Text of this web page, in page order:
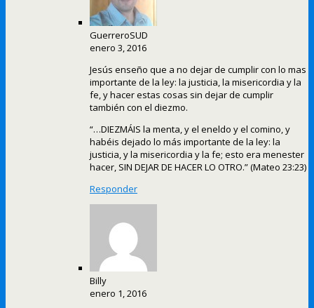
GuerreroSUD
enero 3, 2016
Jesús enseño que a no dejar de cumplir con lo mas
importante de la ley: la justicia, la misericordia y la
fe, y hacer estas cosas sin dejar de cumplir
también con el diezmo.
“…DIEZMÁIS la menta, y el eneldo y el comino, y
habéis dejado lo más importante de la ley: la
justicia, y la misericordia y la fe; esto era menester
hacer, SIN DEJAR DE HACER LO OTRO.” (Mateo 23:23)
Responder
Billy
enero 1, 2016